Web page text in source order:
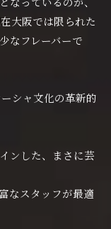
大阪では限られた
なフレーバーで
シャ文化の革新的
ンした、まさに芸
なスタッフが最適